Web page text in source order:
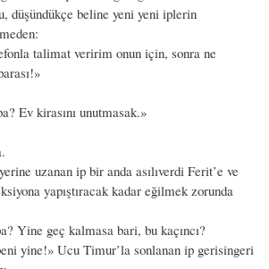
düşündükçe beline yeni yeni iplerin
talimat veririm onun için, sonra ne
Ev kirasını unutmasak.»
uzanan ip bir anda asılıverdi Ferit’e ve
yapıştıracak kadar eğilmek zorunda
Yine geç kalmasa bari, bu kaçıncı?
yine!» Ucu Timur’la sonlanan ip gerisingeri